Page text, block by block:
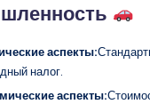
аспекты:
налог.
аспекты: